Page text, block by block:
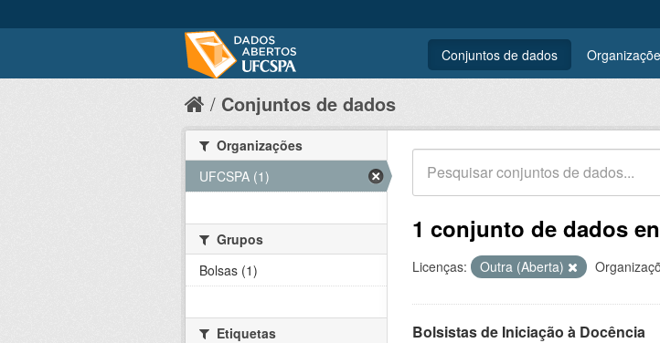
Conjuntos de dados
Conjuntos de dados
1 conjunto de dados
Licenças: Outra (Aberta)
Bolsistas de Iniciação à Docência
Organizações
UFCSPA (1)
Grupos
Bolsas (1)
Etiquetas